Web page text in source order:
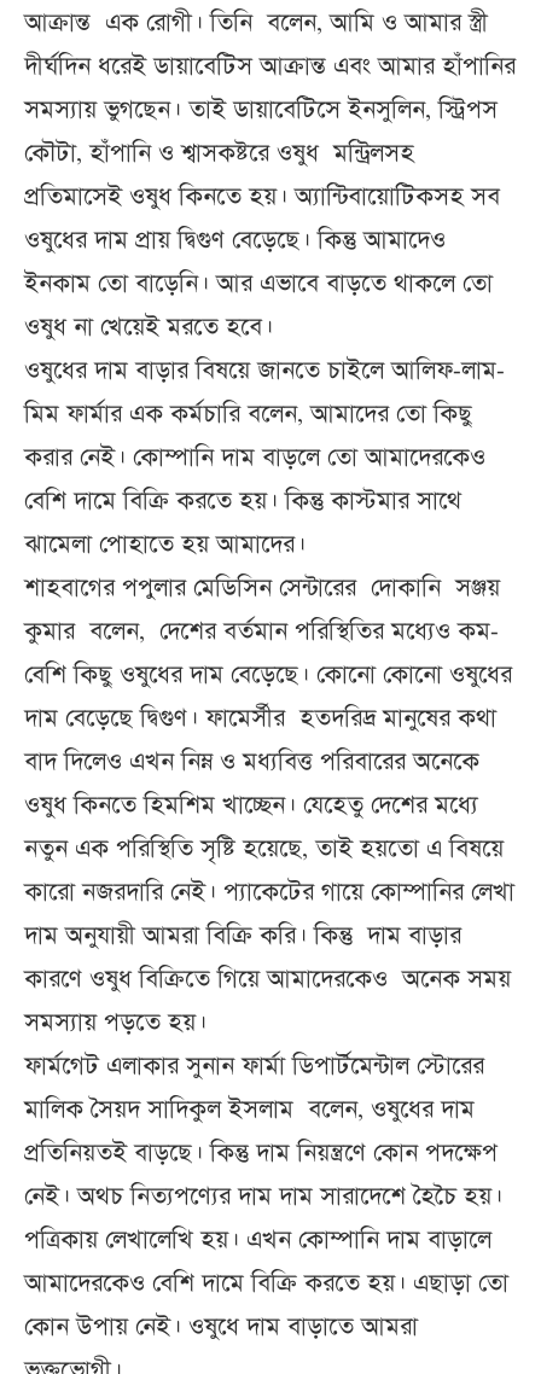
আক্রান্ত এক রোগী। তিনি বলেন, আমি ও আমার স্ত্রী
দীর্ঘদিন ধরেই ডায়াবেটিস আক্রান্ত এবং আমার হাঁপানির
সমস্যায় ভুগছেন। তাই ডায়াবেটিসে ইনসুলিন, স্ট্রিপস
কৌটা, হাঁপানি ও শ্বাসকষ্টরে ওষুধ মন্ট্রিলসহ
প্রতিমাসেই ওষুধ কিনতে হয়। অ্যান্টিবায়োটিকসহ সব
ওষুধের দাম প্রায় দ্বিগুণ বেড়েছে। কিন্তু আমাদেও
ইনকাম তো বাড়েনি। আর এভাবে বাড়তে থাকলে তো
ওষুধ না খেয়েই মরতে হবে।
ওষুধের দাম বাড়ার বিষয়ে জানতে চাইলে আলিফ-লাম-
মিম ফার্মার এক কর্মচারি বলেন, আমাদের তো কিছু
করার নেই। কোম্পানি দাম বাড়লে তো আমাদেরকেও
বেশি দামে বিক্রি করতে হয়। কিন্তু কাস্টমার সাথে
ঝামেলা পোহাতে হয় আমাদের।
শাহবাগের পপুলার মেডিসিন সেন্টারের দোকানি সঞ্জয়
কুমার বলেন, দেশের বর্তমান পরিস্থিতির মধ্যেও কম-
বেশি কিছু ওষুধের দাম বেড়েছে। কোনো কোনো ওষুধের
দাম বেড়েছে দ্বিগুণ। ফামের্সীর হতদরিদ্র মানুষের কথা
বাদ দিলেও এখন নিম্ন ও মধ্যবিত্ত পরিবারের অনেকে
ওষুধ কিনতে হিমশিম খাচ্ছেন। যেহেতু দেশের মধ্যে
নতুন এক পরিস্থিতি সৃষ্টি হয়েছে, তাই হয়তো এ বিষয়ে
কারো নজরদারি নেই। প্যাকেটের গায়ে কোম্পানির লেখা
দাম অনুযায়ী আমরা বিক্রি করি। কিন্তু দাম বাড়ার
কারণে ওষুধ বিক্রিতে গিয়ে আমাদেরকেও অনেক সময়
সমস্যায় পড়তে হয়।
ফার্মগেট এলাকার সুনান ফার্মা ডিপার্টমেন্টাল স্টোরের
মালিক সৈয়দ সাদিকুল ইসলাম বলেন, ওষুধের দাম
প্রতিনিয়তই বাড়ছে। কিন্তু দাম নিয়ন্ত্রণে কোন পদক্ষেপ
নেই। অথচ নিত্যপণ্যের দাম দাম সারাদেশে হৈচৈ হয়।
পত্রিকায় লেখালেখি হয়। এখন কোম্পানি দাম বাড়ালে
আমাদেরকেও বেশি দামে বিক্রি করতে হয়। এছাড়া তো
কোন উপায় নেই। ওষুধে দাম বাড়াতে আমরা